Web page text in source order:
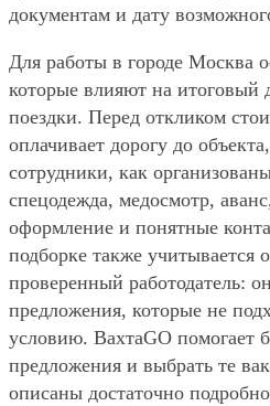
документам и дату
Для работы в городе Москва
которые влияют на итоговый
поездки. Перед откликом
оплачивает дорогу до
сотрудники, как
спецодежда, медосмотр,
оформление и понятные
подборке также учитывается
проверенный работодатель:
предложения, которые не
условию. ВахтаGO помогает
предложения и выбрать те
описаны достаточно